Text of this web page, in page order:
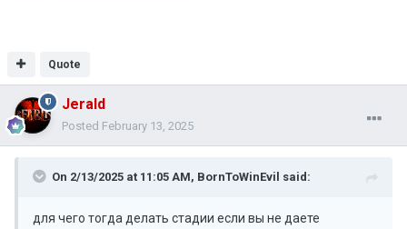
Quote
Jerald
Posted February 13, 2025
On 2/13/2025 at 11:05 AM, BornToWinEvil said:
для чего тогда делать стадии если вы не даете